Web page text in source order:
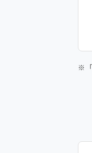
※「